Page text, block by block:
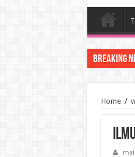
Breaking
Home /
mai